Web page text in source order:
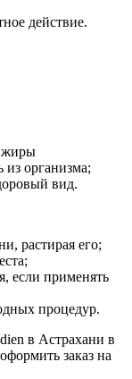
действие.
жиры
организма;
вид.
растирая его;
если применять
процедур.
в Астрахани в
заказ на